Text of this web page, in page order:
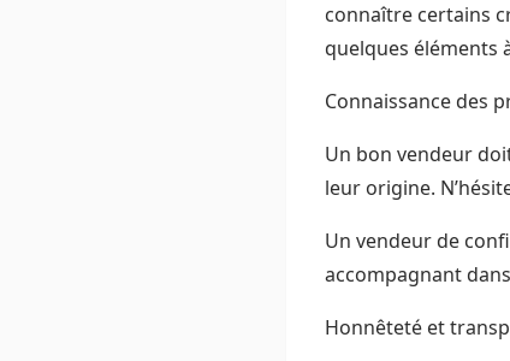
connaître certains
quelques éléments
Connaissance des
Un bon vendeur
leur origine.
Un vendeur de
accompagnant
Honnêteté et